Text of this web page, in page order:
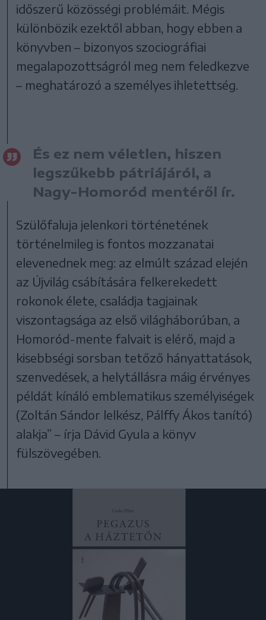
időszerű közösségi problémáit. Mégis
különbözik ezektől abban, hogy ebben a
könyvben – bizonyos szociográfiai
megalapozottságról meg nem feledkezve
– meghatározó a személyes ihletettség.
És ez nem véletlen, hiszen
legszűkebb pátriájáról, a
Nagy-Homoród mentéről ír.
Szülőfaluja jelenkori történetének
történelmileg is fontos mozzanatai
elevenednek meg: az elmúlt század elején
az Újvilág csábítására felkerekedett
rokonok élete, családja tagjainak
viszontagsága az első világháborúban, a
Homoród-mente falvait is elérő, majd a
kisebbségi sorsban tetőző hányattatások,
szenvedések, a helytállásra máig érvényes
példát kínáló emblematikus személyiségek
(Zoltán Sándor lelkész, Pálffy Ákos tanító)
alakja” – írja Dávid Gyula a könyv
fülszövegében.